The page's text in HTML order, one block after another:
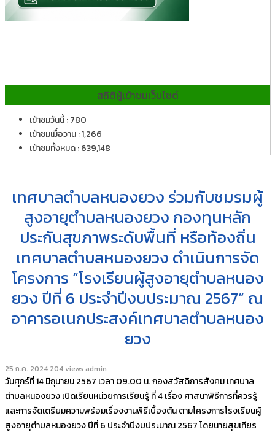
สถิติผู้เข้าชมเว็บไซต์
เข้าชมวันนี้ : 780
เข้าชมเมื่อวาน : 1,266
เข้าชมทั้งหมด : 639,148
เทศบาลตำบลหนองยวง ร่วมกับชมรมผู้
สูงอายุตำบลหนองยวง กองทุนหลัก
ประกันสุขภาพระดับพื้นที่ หรือท้องถิ่น
เทศบาลตำบลหนองยวง ดำเนินการจัด
โครงการ “โรงเรียนผู้สูงอายุตำบลหนอง
ยวง ปีที่ 6 ประจำปีงบประมาณ 2567” ณ
อาคารอเนกประสงค์เทศบาลตำบลหนอง
ยวง
25 ก.ค. 2024 204 views admin
วันศุกร์ที่ 14 มิถุนายน 2567 เวลา 09.00 น. กองสวัสดิการสังคม เทศบาล
ตำบลหนองยวง เปิดเรียนหน่วยการเรียนรู้ ที่ 4 เรื่อง ศาสนาพิธีการที่ควรรู้
และการจัดเตรียมความพร้อมเรื่องงานพิธีเบื้องต้น ตามโครงการโรงเรียนผู้
สูงอายุตำบลหนองยวง ปีที่ 6 ประจำปีงบประมาณ 2567 โดยนายสุขเทียร